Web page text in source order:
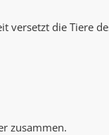
versetzt die Tiere
zusammen.